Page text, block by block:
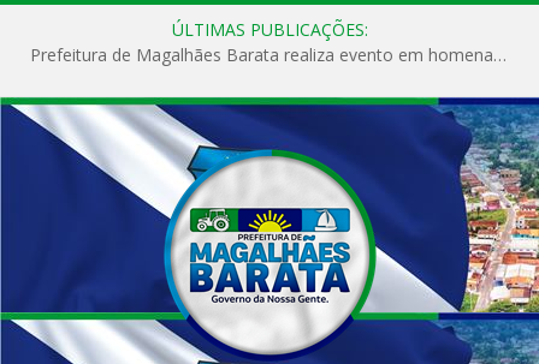
ÚLTIMAS PUBLICAÇÕES:
Prefeitura de Magalhães Barata realiza evento em homenagem ao Dia Internacional da Mulher